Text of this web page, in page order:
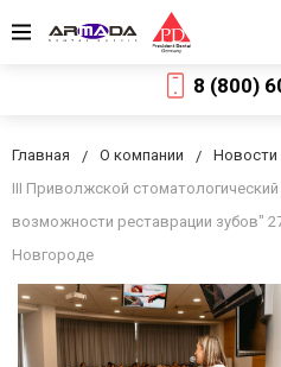
8 (800)
Главная О компании
Новости
III Приволжской
возможности реставрации зубов"
Новгороде